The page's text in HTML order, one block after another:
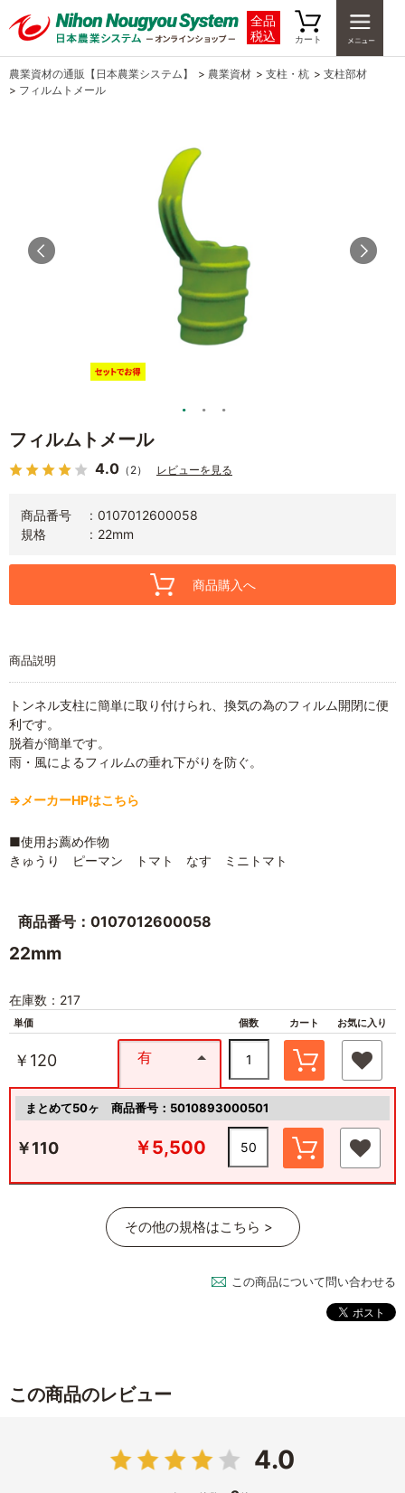
全品
税込
カート
農業資材の通販【日本農業システム】 > 農業資材 > 支柱・杭 > 支柱部材
> フィルムトメール
フィルムトメール
4.0 （2） レビューを見る
商品番号
0107012600058
規格
22mm
商品購入へ
商品説明
トンネル支柱に簡単に取り付けられ、換気の為のフィルム開閉に便
利です。
脱着が簡単です。
雨・風によるフィルムの垂れ下がりを防ぐ。
⇒メーカーHPはこちら
■使用お薦め作物
きゅうり ピーマン トマト なす ミニトマト
商品番号：0107012600058
22mm
在庫数：217
単価 個数 カート お気に入り
￥120 有
まとめて50ヶ 商品番号：5010893000501
￥110 ￥5,500
その他の規格はこちら >
この商品について問い合わせる
この商品のレビュー
4.0